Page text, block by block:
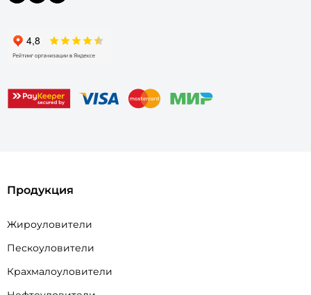
Продукция
Жироуловители
Пескоуловители
Крахмалоуловители